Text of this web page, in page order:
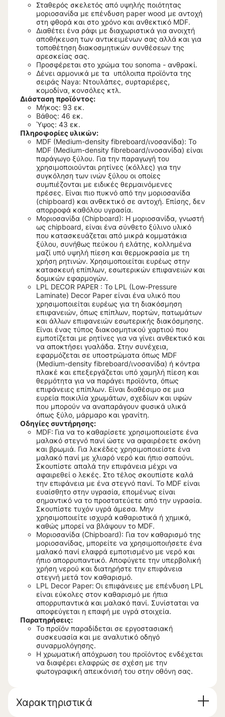
Σταθερός σκελετός από υψηλής ποιότητας
μοριοσανίδα με επένδυση paper wood με αντοχή
στη φθορά και στο χρόνο και ανθεκτικό MDF.
Διαθέτει ένα ράφι με διαχωριστικά για ανοιχτή
αποθήκευση των αντικειμένων σας αλλά και για
τοποθέτηση διακοσμητικών συνθέσεων της
αρεσκείας σας.
Προσφέρεται στο χρώμα του sonoma - ανθρακί.
Δένει αρμονικά με τα υπόλοιπα προϊόντα της
σειράς Naya: Ντουλάπες, συρταριέρες,
κομοδίνα, κονσόλες κτλ.
Διάσταση προϊόντος:
Μήκος: 93 εκ.
Βάθος: 46 εκ.
Ύψος: 43 εκ.
Πληροφορίες υλικών:
MDF (Medium-density fibreboard/ινοσανίδα): Το
MDF (Medium-density fibreboard/ινοσανίδα) είναι
παράγωγο ξύλου. Για την παραγωγή του
χρησιμοποιούνται ρητίνες (κόλλες) για την
συγκόληση των ινών ξύλου οι οποίες
συμπιέζονται με ειδικές θερμαινόμενες
πρέσες. Είναι πιο πυκνό από την μοριοσανίδα
(chipboard) και ανθεκτικό σε αντοχή. Επίσης, δεν
απορροφά καθόλου υγρασία.
Μοριοσανίδα (Chipboard): Η μοριοσανίδα, γνωστή
ως chipboard, είναι ένα σύνθετο ξύλινο υλικό
που κατασκευάζεται από μικρά κομματάκια
ξύλου, συνήθως πεύκου ή ελάτης, κολλημένα
μαζί υπό υψηλή πίεση και θερμοκρασία με τη
χρήση ρητινών. Χρησιμοποιείται ευρέως στην
κατασκευή επίπλων, εσωτερικών επιφανειών και
δομικών εφαρμογών.
LPL DECOR PAPER : Το LPL (Low-Pressure
Laminate) Decor Paper είναι ένα υλικό που
χρησιμοποιείται ευρέως για τη διακόσμηση
επιφανειών, όπως επίπλων, πορτών, πατωμάτων
και άλλων επιφανειών εσωτερικής διακόσμησης.
Είναι ένας τύπος διακοσμητικού χαρτιού που
εμποτίζεται με ρητίνες για να γίνει ανθεκτικό και
να αποκτήσει γυαλάδα. Στην συνέχεια,
εφαρμόζεται σε υποστρώματα όπως MDF
(Medium-density fibreboard/ινοσανίδα) ή κόντρα
πλακέ και επεξεργάζεται υπό χαμηλή πίεση και
θερμότητα για να παράγει προϊόντα, όπως
επιφάνειες επίπλων. Είναι διαθέσιμο σε μια
ευρεία ποικιλία χρωμάτων, σχεδίων και υφών
που μπορούν να αναπαράγουν φυσικά υλικά
όπως ξύλο, μάρμαρο και γρανίτη.
Οδηγίες συντήρησης:
MDF: Για να το καθαρίσετε χρησιμοποιείστε ένα
μαλακό στεγνό πανί ώστε να αφαιρέσετε σκόνη
και βρωμιά. Για λεκέδες χρησιμοποιείστε ένα
μαλακό πανί με χλιαρό νερό και ήπιο σαπούνι.
Σκουπίστε απαλά την επιφάνεια μέχρι να
αφαιρεθεί ο λεκές. Στο τέλος σκουπίστε καλά
την επιφάνεια με ένα στεγνό πανί. Το MDF είναι
ευαίσθητο στην υγρασία, επομένως είναι
σημαντικό να το προστατεύετε από την υγρασία.
Σκουπίστε τυχόν υγρά άμεσα. Μην
χρησιμοποιείτε ισχυρά καθαριστικά ή χημικά,
καθώς μπορεί να βλάψουν το MDF.
Μοριοσανίδα (Chipboard): Για τον καθαρισμό της
μοριοσανίδας, μπορείτε να χρησιμοποιήσετε ένα
μαλακό πανί ελαφρά εμποτισμένο με νερό και
ήπιο απορρυπαντικό. Αποφύγετε την υπερβολική
χρήση νερού και διατηρήστε την επιφάνεια
στεγνή μετά τον καθαρισμό.
LPL Decor Paper: Οι επιφάνειες με επένδυση LPL
είναι εύκολες στον καθαρισμό με ήπια
απορρυπαντικά και μαλακό πανί. Συνίσταται να
αποφεύγεται η επαφή με υγρά στοιχεία.
Παρατηρήσεις:
Το προϊόν παραδίδεται σε εργοστασιακή
συσκευασία και με αναλυτικό οδηγό
συναρμολόγησης.
Η χρωματική απόχρωση του προϊόντος ενδέχεται
να διαφέρει ελαφρώς σε σχέση με την
φωτογραφική απεικόνισή του στην οθόνη σας.
Χαρακτηριστικά